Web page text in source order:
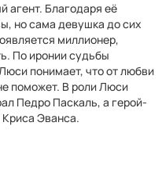
агент. Благодаря её
но сама девушка до сих
миллионер,
По иронии судьбы
понимает, что от любви
поможет. В роли Люси
Педро Паскаль, а герой-
Эванса.